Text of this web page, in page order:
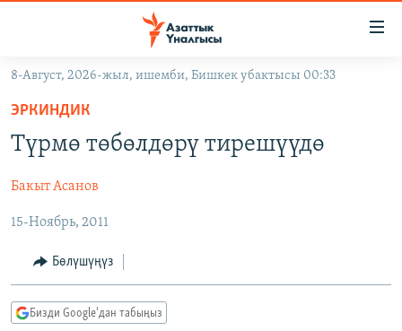
Навигацияга
өтүңүз
Издөөгө
салыңызКЫРГЫЗСТАН
САЯСАТ
ЭКОНОМИКА
МАДАНИЯТ
ДҮЙНӨ
ДҮЙНӨ
БОРБОР АЗИЯ
УКРАИНА
АТАЙЫН ИЛИКТӨӨ
ТВ ПРОГРАММАЛАР
БҮГҮН АЗАТТЫКТА
ЭКСПЕРТТЕР ТАЛДАЙТ
ПОДКАСТ
ӨЗГӨЧӨ ПИКИР
8-Август, 2026-жыл, ишемби, Бишкек убактысы 00:33
ЭРКИНДИК
Түрмө төбөлдөрү тирешүүдө
Бакыт Асанов
15-Ноябрь, 2011
Бөлүшүңүз
Бизди Google'дан табыңыз